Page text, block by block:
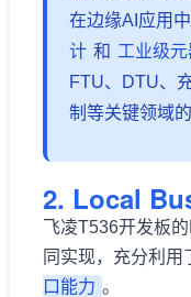
在边缘AI应用
计 和 工业级
FTU、DTU、
制等关键领域
2. Local
飞凌T536开发板
同实现，充分利用
口能力 。